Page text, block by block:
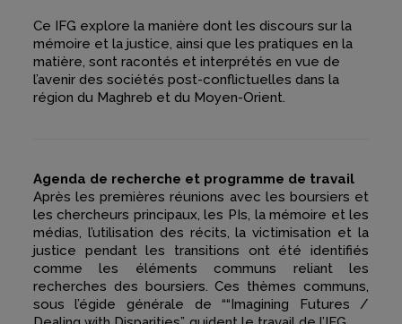
Ce IFG explore la manière dont les discours sur la
mémoire et la justice, ainsi que les pratiques en la
matière, sont racontés et interprétés en vue de
l’avenir des sociétés post-conflictuelles dans la
région du Maghreb et du Moyen-Orient.
Agenda de recherche et programme de travail
Après les premières réunions avec les boursiers et
les chercheurs principaux, les PIs, la mémoire et les
médias, l’utilisation des récits, la victimisation et la
justice pendant les transitions ont été identifiés
comme les éléments communs reliant les
recherches des boursiers. Ces thèmes communs,
sous l’égide générale de ““Imagining Futures /